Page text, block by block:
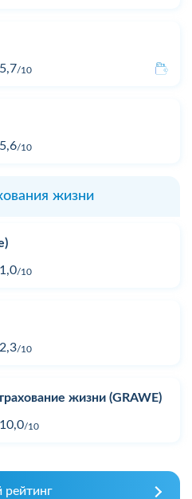
5,7 10
5,6 10
жизни
1,0 10
2,3 10
жизни (GRAWE)
10,0 10
рейтинг